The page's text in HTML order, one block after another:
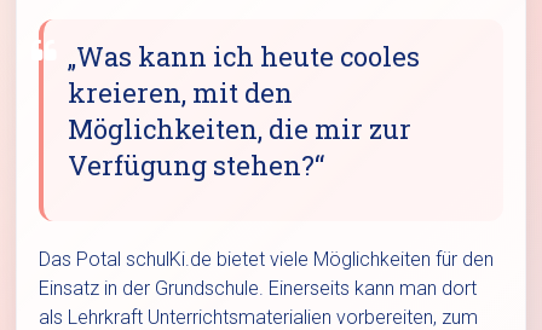
„Was kann ich heute cooles
kreieren, mit den
Möglichkeiten, die mir zur
Verfügung stehen?“
Das Potal schulKi.de bietet viele Möglichkeiten für den
Einsatz in der Grundschule. Einerseits kann man dort
als Lehrkraft Unterrichtsmaterialien vorbereiten, zum